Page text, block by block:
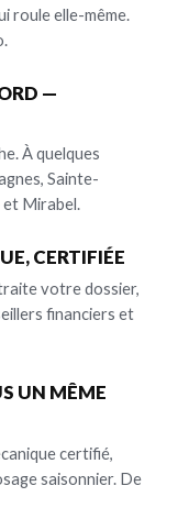
roule elle-même.
—
À quelques
Sainte-
et Mirabel.
CERTIFIÉE
votre dossier,
financiers et
UN MÊME
certifié,
saisonnier. De